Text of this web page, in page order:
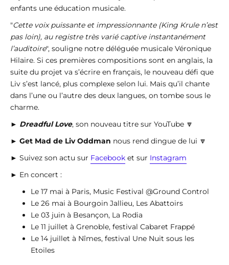
enfants une éducation musicale.
"Cette voix puissante et impressionnante (King Krule n’est
pas loin), au registre très varié captive instantanément
l’auditoire", souligne notre déléguée musicale Véronique
Hilaire. Si ces premières compositions sont en anglais, la
suite du projet va s’écrire en français, le nouveau défi que
Liv s’est lancé, plus complexe selon lui. Mais qu’il chante
dans l’une ou l’autre des deux langues, on tombe sous le
charme.
► Dreadful Love, son nouveau titre sur YouTube 🔽
► Get Mad de Liv Oddman nous rend dingue de lui 🔽
► Suivez son actu sur Facebook et sur Instagram
► En concert :
Le 17 mai à Paris, Music Festival @Ground Control
Le 26 mai à Bourgoin Jallieu, Les Abattoirs
Le 03 juin à Besançon, La Rodia
Le 11 juillet à Grenoble, festival Cabaret Frappé
Le 14 juillet à Nîmes, festival Une Nuit sous les
Etoiles